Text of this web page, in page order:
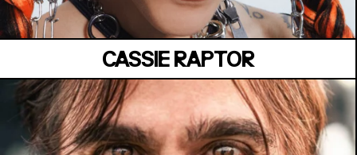
CASSIE RAPTOR